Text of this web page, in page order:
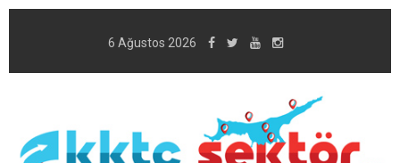
6 Ağustos 2026